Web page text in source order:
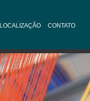
LOCALIZAÇÃO
CONTATO